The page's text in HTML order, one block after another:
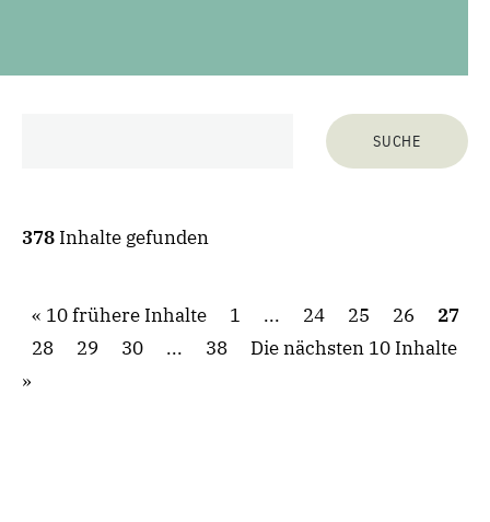
378 Inhalte gefunden
10 frühere Inhalte 1 ... 24 25 26
27
28
29 30 ... 38 Die nächsten 10 Inhalte